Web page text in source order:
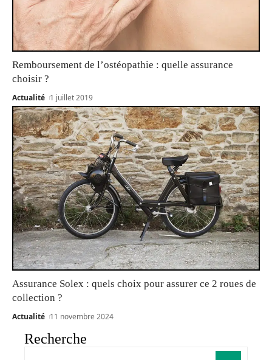
Remboursement de l’ostéopathie : quelle assurance
choisir ?
Actualité 1 juillet 2019
Assurance Solex : quels choix pour assurer ce 2 roues de
collection ?
Actualité 11 novembre 2024
Recherche